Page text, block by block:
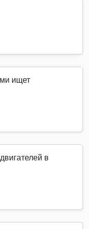
ищет
в